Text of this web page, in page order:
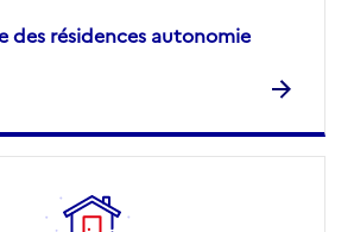
des résidences autonomie